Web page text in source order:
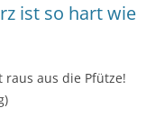
ist so hart wie
aus die Pfütze!